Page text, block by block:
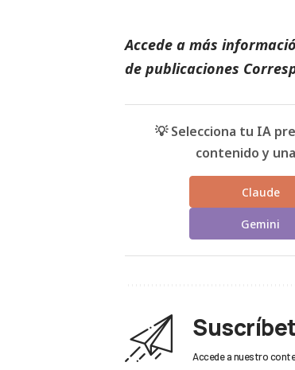
Accede a más
de publicaciones
💡 Selecciona tu IA
contenido y
Claude
Gemini
Accede a nuestro